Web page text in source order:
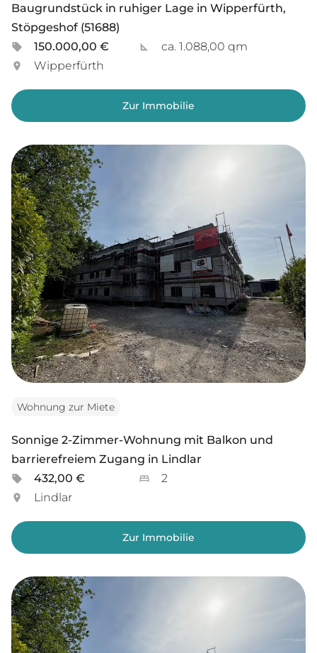
Baugrundstück in ruhiger Lage in Wipperfürth,
Stöpgeshof (51688)
150.000,00 €
ca. 1.088,00 qm
Wipperfürth
Zur Immobilie
Wohnung zur Miete
Sonnige 2-Zimmer-Wohnung mit Balkon und
barrierefreiem Zugang in Lindlar
432,00 €
2
Lindlar
Zur Immobilie